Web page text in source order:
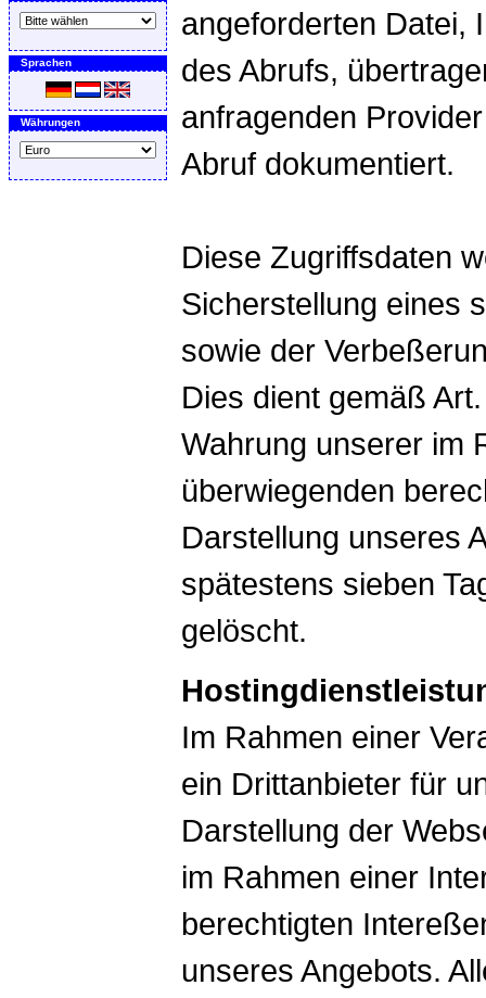
Sprachen
Währungen
angeforderten Datei,
des Abrufs,
anfragenden
Abruf dokumentiert.
Diese Zugriffsdaten
Sicherstellung eines
sowie der
Dies dient gemäß
Wahrung unserer im
überwiegenden
Darstellung unseres
spätestens sieben
gelöscht.
Im Rahmen einer
ein Drittanbieter für
Darstellung der
im Rahmen einer
berechtigten
unseres Angebots.